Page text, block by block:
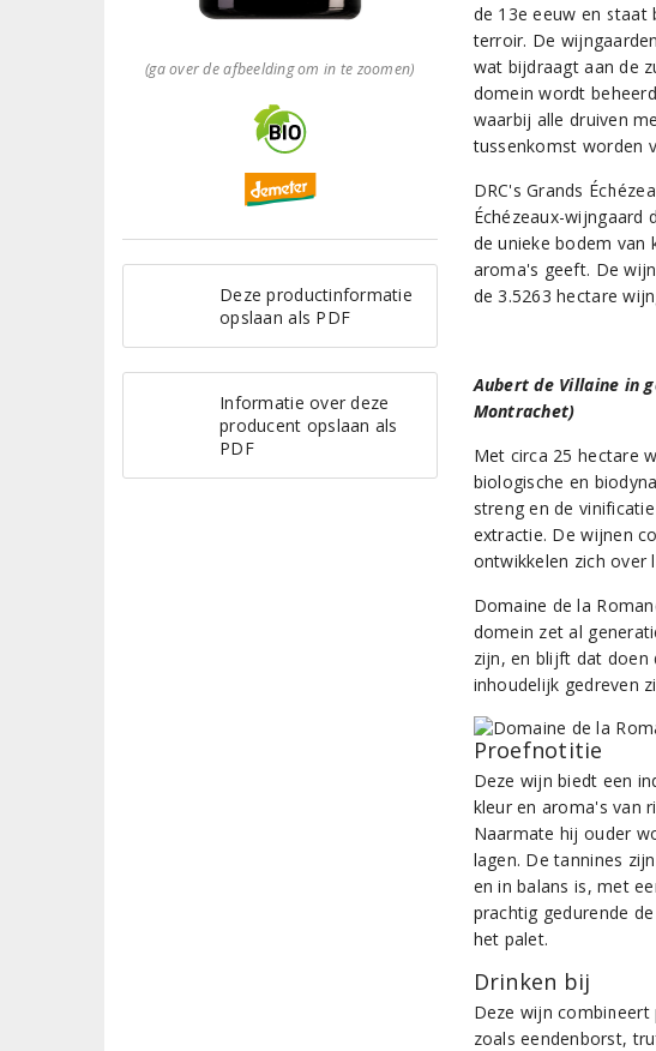
(ga over de afbeelding om in te zoomen)
Deze productinformatie
opslaan als PDF
Informatie over deze
producent opslaan als
PDF
de 13e eeuw en
terroir. De
wat bijdraagt aan de
domein wordt
waarbij alle druiven
tussenkomst worden
DRC's Grands
Échézeaux-
de unieke bodem van
aroma's geeft. De
de 3.5263 hectare
Aubert de Villaine in
Montrachet)
Met circa 25 hectare
biologische en
streng en de
extractie. De wijnen
ontwikkelen zich over
Domaine de la
domein zet al
zijn, en blijft dat doen
inhoudelijk gedreven
Proefnotitie
Deze wijn biedt een
kleur en aroma's van
Naarmate hij ouder
lagen. De tannines
en in balans is, met
prachtig gedurende
het palet.
Drinken bij
Deze wijn
zoals eendenborst,